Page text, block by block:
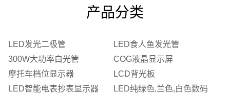
产品分类
LED发光二极管
LED食人鱼发光管
300W大功率白光管
COG液晶显示屏
摩托车档位显示器
LCD背光板
LED智能电表抄表显示器
LED纯绿色,兰色,白色数码